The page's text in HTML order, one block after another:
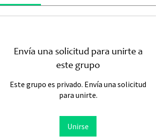
Envía una solicitud para unirte a
este grupo
Este grupo es privado. Envía una solicitud
para unirte.
Unirse